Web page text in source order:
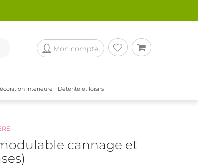
Mon compte
intérieure Détente et loisirs
cannage et